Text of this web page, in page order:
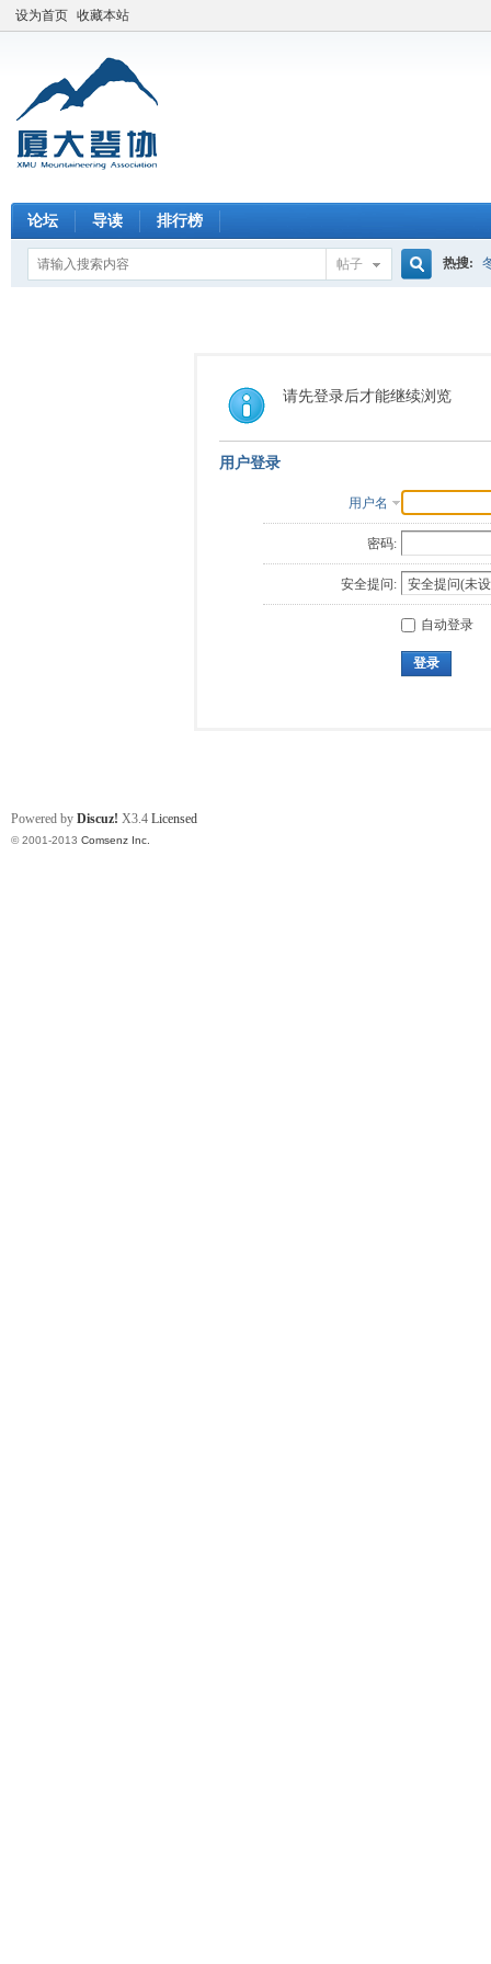
设为首页 收藏本站
论坛 导读 排行榜
帖子
索
热搜:
请先登录后才能继续浏览
用户登录
用户名
密码:
安全提问:
自动登录
登录
Powered by Discuz! X3.4 Licensed
© 2001-2013 Comsenz Inc.